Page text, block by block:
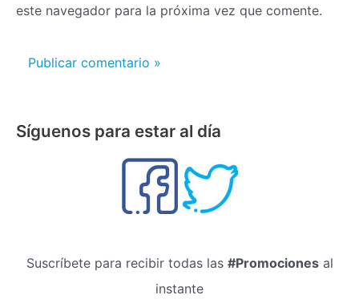
este navegador para la próxima vez que comente.
Síguenos para estar al día
Suscríbete para recibir todas las #Promocionesal
instante